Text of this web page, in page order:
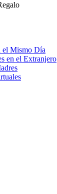
el Mismo Día
en el Extranjero